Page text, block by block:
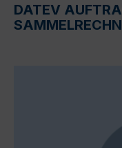
DATEV